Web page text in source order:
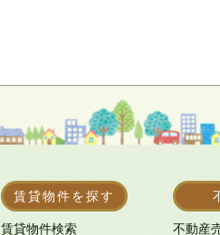
賃貸物件を探す
賃貸物件検索
不動産